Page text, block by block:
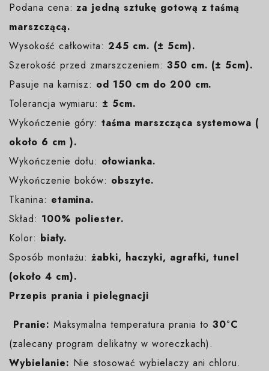
Podana cena: za jedną sztukę gotową z taśmą
marszczącą.
Wysokość całkowita: 245 cm. (± 5cm).
Szerokość przed zmarszczeniem: 350 cm. (± 5cm).
Pasuje na karnisz: od 150 cm do 200 cm.
Tolerancja wymiaru: ± 5cm.
Wykończenie góry:taśma marszcząca systemowa (
około 6 cm ).
Wykończenie dołu: ołowianka.
Wykończenie boków: obszyte.
Tkanina: etamina.
Skład: 100% poliester.
Kolor: biały.
Sposób montażu:żabki, haczyki, agrafki, tunel
(około 4 cm).
Przepis prania i pielęgnacji
Pranie: Maksymalna temperatura prania to30°C
(zalecany program delikatny w woreczkach).
Wybielanie: Nie stosować wybielaczy ani chloru.